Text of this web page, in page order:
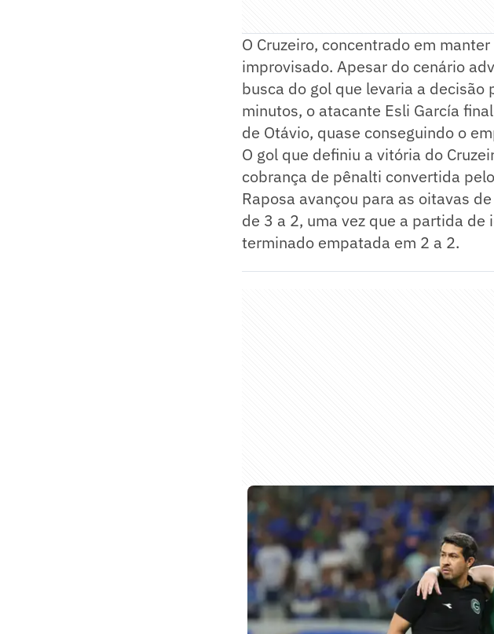
O Cruzeiro, concentrado em
improvisado. Apesar do cenário
busca do gol que levaria a
minutos, o atacante Esli García
de Otávio, quase conseguindo o
O gol que definiu a vitória do
cobrança de pênalti convertida
Raposa avançou para as oitavas
de 3 a 2, uma vez que a partida
terminado empatada em 2 a 2.